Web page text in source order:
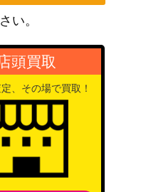
い。
頭買取
、その場で買取！